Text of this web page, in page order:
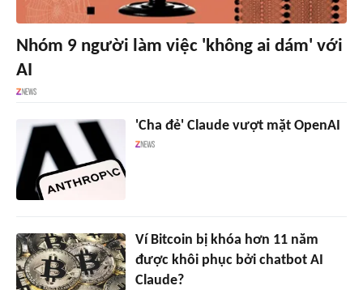
Nhóm 9 người làm việc 'không ai dám' với
AI
'Cha đẻ' Claude vượt mặt OpenAI
Ví Bitcoin bị khóa hơn 11 năm
được khôi phục bởi chatbot AI
Claude?